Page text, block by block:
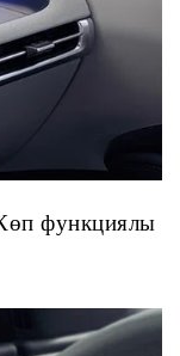
функциялы